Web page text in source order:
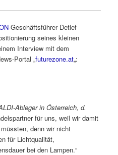
-Geschäftsführer Detlef
seines kleinen
Interview mit dem
Portal „futurezone.at„:
Ableger in Österreich, d.
für uns, weil wir damit
denn wir nicht
für Lichtqualität,
bei den Lampen.“